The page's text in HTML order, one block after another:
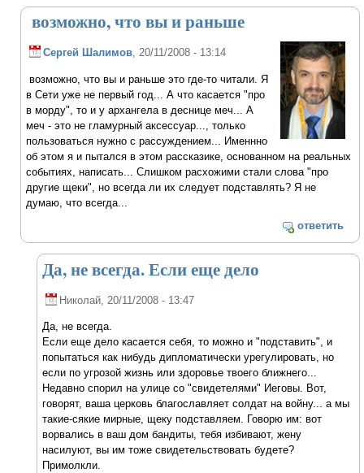
возможно, что вы и раньше
Сергей Шалимов , 20/11/2008 - 13:14
возможно, что вы и раньше это где-то читали. Я
в Сети уже не первый год... А что касается "про
в морду", то и у архангела в деснице меч... А
меч - это не гламурный аксессуар..., только
пользоваться нужно с рассуждением... Именнно
об этом я и пытался в этом рассказике, основанном на реальных
событиях, написать... Слишком расхожими стали слова "про
другие щеки", но всегда ли их следует подставлять? Я не
думаю, что всегда...
ответить
Да, не всегда. Если еще дело
Николай , 20/11/2008 - 13:47
Да, не всегда.
Если еще дело касается себя, то можно и "подставить", и
попытаться как нибудь дипломатически урегулировать, но
если по угрозой жизнь или здоровье твоего ближнего...
Недавно спорил на улице со "свидетелями" Иеговы. Вот,
говорят, ваша церковь благославляет солдат на войну... а мы
такие-сякие мирные, щеку подставляем. Говорю им: вот
ворвались в ваш дом бандиты, тебя избивают, жену
насилуют, вы им тоже свидетельствовать будете?
Примолкли.